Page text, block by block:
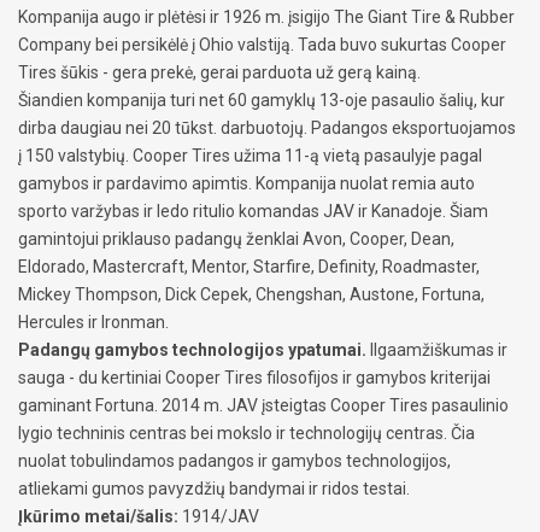
Kompanija augo ir plėtėsi ir 1926 m. įsigijo The Giant Tire & Rubber
Company bei persikėlė į Ohio valstiją. Tada buvo sukurtas Cooper
Tires šūkis - gera prekė, gerai parduota už gerą kainą.
Šiandien kompanija turi net 60 gamyklų 13-oje pasaulio šalių, kur
dirba daugiau nei 20 tūkst. darbuotojų. Padangos eksportuojamos
į 150 valstybių. Cooper Tires užima 11-ą vietą pasaulyje pagal
gamybos ir pardavimo apimtis. Kompanija nuolat remia auto
sporto varžybas ir ledo ritulio komandas JAV ir Kanadoje. Šiam
gamintojui priklauso padangų ženklai Avon, Cooper, Dean,
Eldorado, Mastercraft, Mentor, Starfire, Definity, Roadmaster,
Mickey Thompson, Dick Cepek, Chengshan, Austone, Fortuna,
Hercules ir Ironman.
Padangų gamybos technologijos ypatumai. Ilgaamžiškumas ir
sauga - du kertiniai Cooper Tires filosofijos ir gamybos kriterijai
gaminant Fortuna. 2014 m. JAV įsteigtas Cooper Tires pasaulinio
lygio techninis centras bei mokslo ir technologijų centras. Čia
nuolat tobulindamos padangos ir gamybos technologijos,
atliekami gumos pavyzdžių bandymai ir ridos testai.
Įkūrimo metai/šalis: 1914/JAV